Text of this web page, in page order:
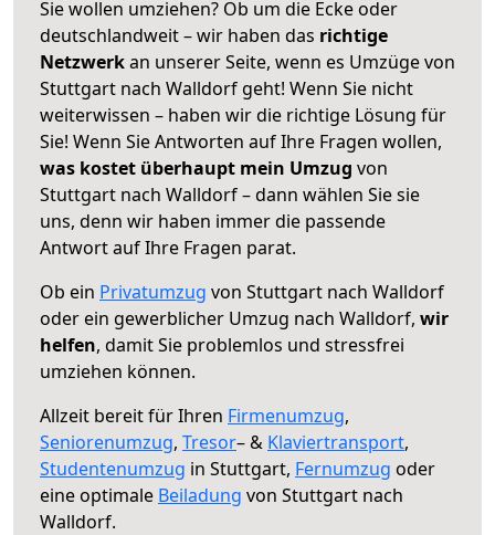
Sie wollen umziehen? Ob um die Ecke oder
deutschlandweit – wir haben das richtige
Netzwerkan unserer Seite, wenn es Umzüge von
Stuttgart nach Walldorf geht! Wenn Sie nicht
weiterwissen – haben wir die richtige Lösung für
Sie! Wenn Sie Antworten auf Ihre Fragen wollen,
was kostet überhaupt mein Umzug von
Stuttgart nach Walldorf – dann wählen Sie sie
uns, denn wir haben immer die passende
Antwort auf Ihre Fragen parat.
Ob ein Privatumzug von Stuttgart nach Walldorf
oder ein gewerblicher Umzug nach Walldorf, wir
helfen, damit Sie problemlos und stressfrei
umziehen können.
Allzeit bereit für Ihren Firmenumzug,
Seniorenumzug, Tresor– & Klaviertransport,
Studentenumzug in Stuttgart, Fernumzug oder
eine optimale Beiladung von Stuttgart nach
Walldorf.